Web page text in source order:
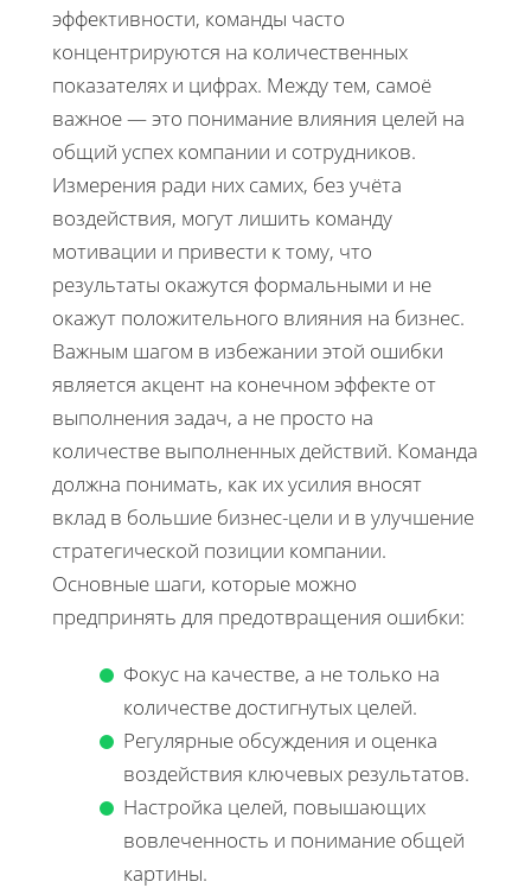
эффективности, команды часто
концентрируются на количественных
показателях и цифрах. Между тем, самоё
важное — это понимание влияния целей на
общий успех компании и сотрудников.
Измерения ради них самих, без учёта
воздействия, могут лишить команду
мотивации и привести к тому, что
результаты окажутся формальными и не
окажут положительного влияния на бизнес.
Важным шагом в избежании этой ошибки
является акцент на конечном эффекте от
выполнения задач, а не просто на
количестве выполненных действий. Команда
должна понимать, как их усилия вносят
вклад в большие бизнес-цели и в улучшение
стратегической позиции компании.
Основные шаги, которые можно
предпринять для предотвращения ошибки:
Фокус на качестве, а не только на
количестве достигнутых целей.
Регулярные обсуждения и оценка
воздействия ключевых результатов.
Настройка целей, повышающих
вовлеченность и понимание общей
картины.